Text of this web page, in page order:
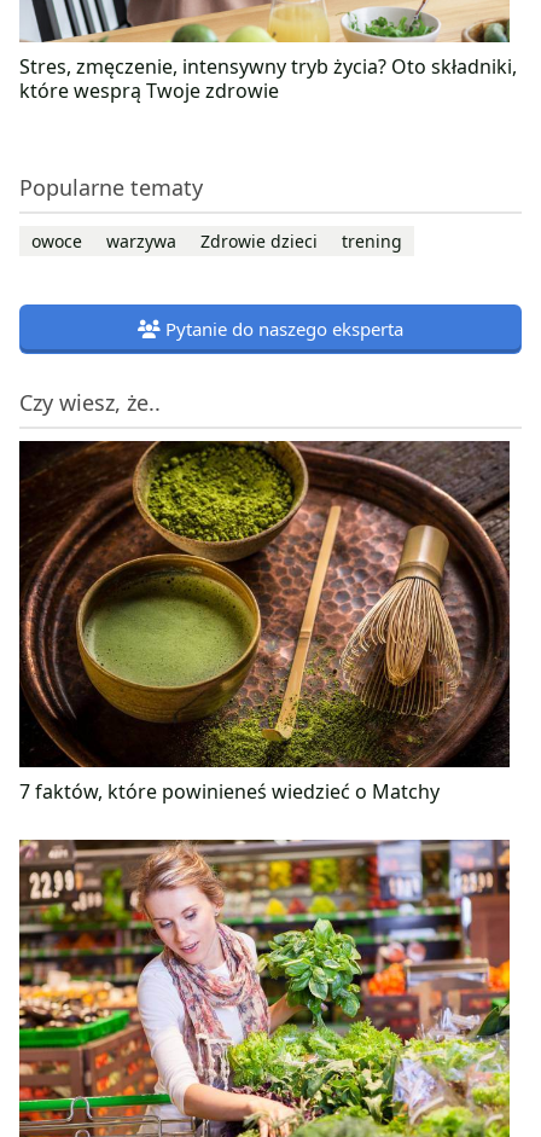
Stres, zmęczenie, intensywny tryb życia? Oto składniki,
które wesprą Twoje zdrowie
Popularne tematy
owoce warzywa Zdrowie dzieci trening
Pytanie do naszego eksperta
Czy wiesz, że..
7 faktów, które powinieneś wiedzieć o Matchy